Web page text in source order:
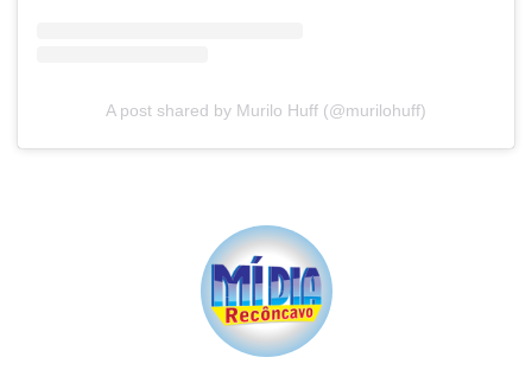
A post shared by Murilo Huff (@murilohuff)